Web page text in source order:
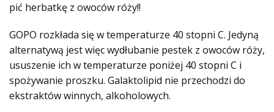
pić herbatkę z owoców róży!!
GOPO rozkłada się w temperaturze 40 stopni C. Jedyną
alternatywą jest więc wydłubanie pestek z owoców róży,
ususzenie ich w temperaturze poniżej 40 stopni C i
spożywanie proszku. Galaktolipid nie przechodzi do
ekstraktów winnych, alkoholowych.